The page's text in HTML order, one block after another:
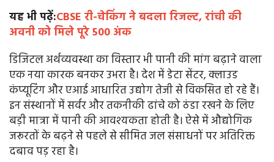
यह भी पढ़ें:CBSE री-चेकिंग ने बदला रिजल्ट, रांची की
अवनी को मिले पूरे 500 अंक
डिजिटल अर्थव्यवस्था का विस्तार भी पानी की मांग बढ़ाने वाला
एक नया कारक बनकर उभरा है। देश में डेटा सेंटर, क्लाउड
कंप्यूटिंग और एआई आधारित उद्योग तेजी से विकसित हो रहे हैं।
इन संस्थानों में सर्वर और तकनीकी ढांचे को ठंडा रखने के लिए
बड़ी मात्रा में पानी की आवश्यकता होती है। ऐसे में औद्योगिक
जरूरतों के बढ़ने से पहले से सीमित जल संसाधनों पर अतिरिक्त
दबाव पड़ रहा है।